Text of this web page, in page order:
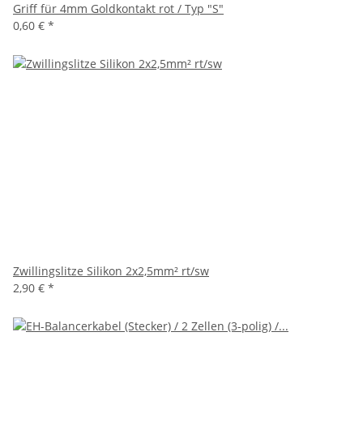
Griff für 4mm Goldkontakt rot / Typ "S"
0,60 € *
Zwillingslitze Silikon 2x2,5mm² rt/sw
2,90 € *